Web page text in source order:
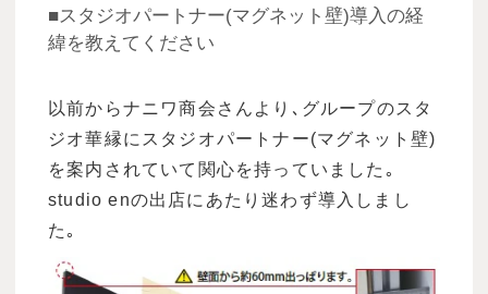
■スタジオパートナー(マグネット壁)導入の経
緯を教えてください
以前からナニワ商会さんより､グループのスタ
ジオ華縁にスタジオパートナー(マグネット壁)
を案内されていて関心を持っていました｡
studio enの出店にあたり迷わず導入しまし
た｡